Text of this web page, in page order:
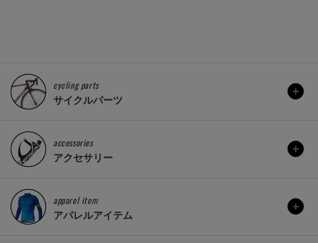
cycling parts
サイクルパーツ
accessories
アクセサリー
apparel item
アパレルアイテム